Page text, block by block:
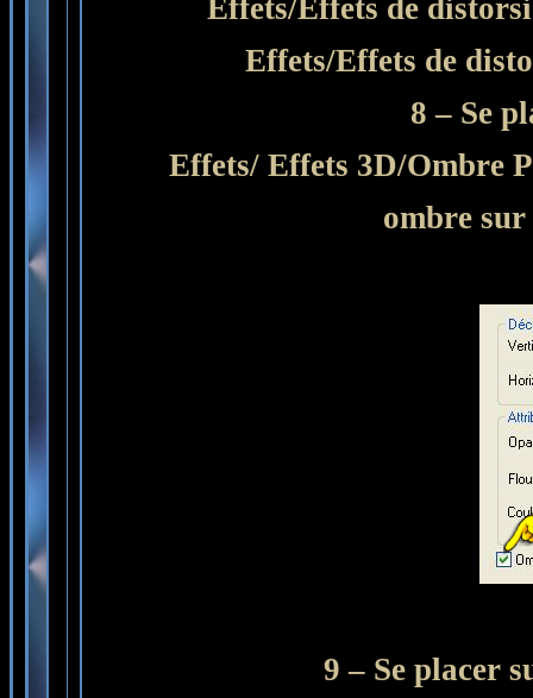
Effets/Effets de
Effets/Effets de
8 – Se
Effets/ Effets 3D/Ombre
ombre sur
9 – Se placer